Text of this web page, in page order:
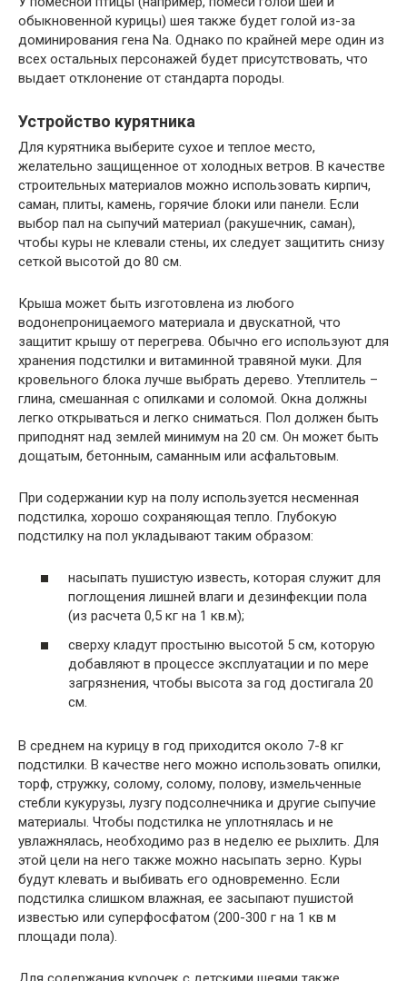
обыкновенной курицы) шея также будет голой из-за
доминирования гена Na. Однако по крайней мере один из
всех остальных персонажей будет присутствовать, что
выдает отклонение от стандарта породы.
Устройство курятника
Для курятника выберите сухое и теплое место,
желательно защищенное от холодных ветров. В качестве
строительных материалов можно использовать кирпич,
саман, плиты, камень, горячие блоки или панели. Если
выбор пал на сыпучий материал (ракушечник, саман),
чтобы куры не клевали стены, их следует защитить снизу
сеткой высотой до 80 см.
Крыша может быть изготовлена ​​из любого
водонепроницаемого материала и двускатной, что
защитит крышу от перегрева. Обычно его используют для
хранения подстилки и витаминной травяной муки. Для
кровельного блока лучше выбрать дерево. Утеплитель –
глина, смешанная с опилками и соломой. Окна должны
легко открываться и легко сниматься. Пол должен быть
приподнят над землей минимум на 20 см. Он может быть
дощатым, бетонным, саманным или асфальтовым.
При содержании кур на полу используется несменная
подстилка, хорошо сохраняющая тепло. Глубокую
подстилку на пол укладывают таким образом:
насыпать пушистую известь, которая служит для
поглощения лишней влаги и дезинфекции пола
(из расчета 0,5 кг на 1 кв.м);
сверху кладут простыню высотой 5 см, которую
добавляют в процессе эксплуатации и по мере
загрязнения, чтобы высота за год достигала 20
см.
В среднем на курицу в год приходится около 7-8 кг
подстилки. В качестве него можно использовать опилки,
торф, стружку, солому, солому, полову, измельченные
стебли кукурузы, лузгу подсолнечника и другие сыпучие
материалы. Чтобы подстилка не уплотнялась и не
увлажнялась, необходимо раз в неделю ее рыхлить. Для
этой цели на него также можно насыпать зерно. Куры
будут клевать и выбивать его одновременно. Если
подстилка слишком влажная, ее засыпают пушистой
известью или суперфосфатом (200-300 г на 1 кв м
площади пола).